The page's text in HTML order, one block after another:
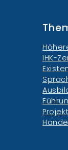
IHK-